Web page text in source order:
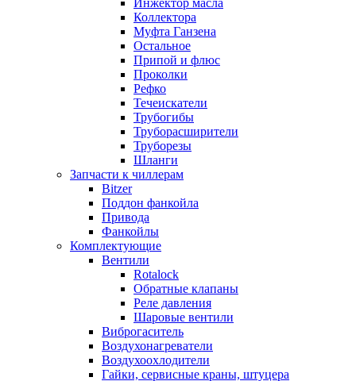
Инжектор масла
Коллектора
Муфта Ганзена
Остальное
Припой и флюс
Проколки
Рефко
Течеискатели
Трубогибы
Труборасширители
Труборезы
Шланги
Запчасти к чиллерам
Bitzer
Поддон фанкойла
Привода
Фанкойлы
Комплектующие
Вентили
Rotalock
Обратные клапаны
Реле давления
Шаровые вентили
Виброгаситель
Воздухонагреватели
Воздухоохлодители
Гайки, сервисные краны, штуцера